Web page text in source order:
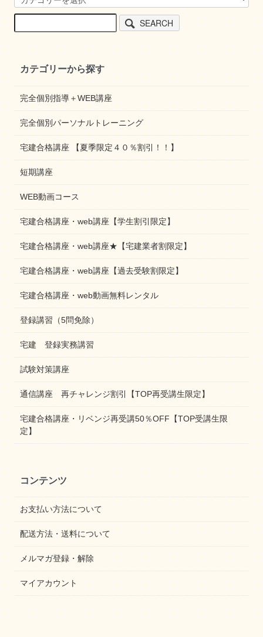
SEARCH
カテゴリーから探す
完全個別指導＋WEB講座
完全個別パーソナルトレーニング
宅建合格講座 【夏季限定４０％割引！！】
短期講座
WEB動画コース
宅建合格講座・web講座【学生割引限定】
宅建合格講座・web講座★【宅建業者割限定】
宅建合格講座・web講座【過去受験割限定】
宅建合格講座・web動画無料レンタル
登録講習（5問免除）
宅建 登録実務講習
試験対策講座
通信講座 再チャレンジ割引【TOP再受講生限定】
宅建合格講座・リベンジ再受講50％OFF【TOP受講生限
定】
コンテンツ
お支払い方法について
配送方法・送料について
メルマガ登録・解除
マイアカウント